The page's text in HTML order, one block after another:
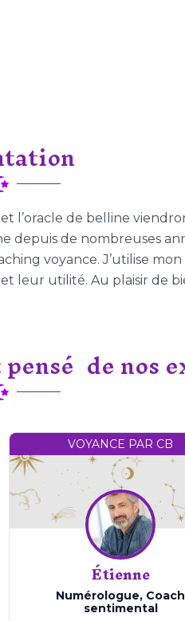
l’oracle de belline
de nombreuses
voyance. J’utilise
leur utilité. Au plaisir de
de nos
VOYANCE PAR CB
Étienne
Numérologue, Coach
sentimental